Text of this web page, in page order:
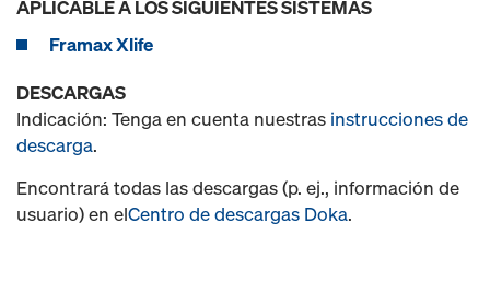
APLICABLE A LOS SIGUIENTES SISTEMAS
Framax Xlife
DESCARGAS
Indicación: Tenga en cuenta nuestras instrucciones de
descarga.
Encontrará todas las descargas (p. ej., información de
usuario) en elCentro de descargas Doka.